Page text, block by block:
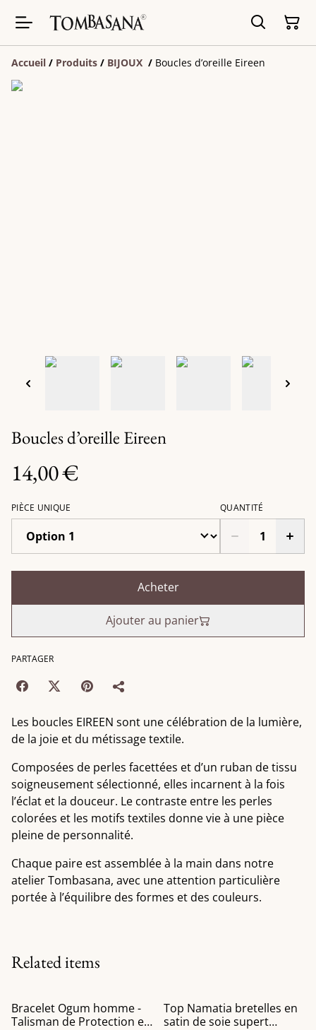
Accueil / Produits / BIJOUX / Boucles d’oreille Eireen
Boucles d’oreille Eireen
14,00 €
PIÈCE UNIQUE QUANTITÉ
Acheter
Ajouter au panier
PARTAGER
Les boucles EIREEN sont une célébration de la lumière,
de la joie et du métissage textile.
Composées de perles facettées et d’un ruban de tissu
soigneusement sélectionné, elles incarnent à la fois
l’éclat et la douceur. Le contraste entre les perles
colorées et les motifs textiles donne vie à une pièce
pleine de personnalité.
Chaque paire est assemblée à la main dans notre
atelier Tombasana, avec une attention particulière
portée à l’équilibre des formes et des couleurs.
Related items
Bracelet Ogum homme -
Talisman de Protection et
%
Top Namatia bretelles en
satin de soie supert